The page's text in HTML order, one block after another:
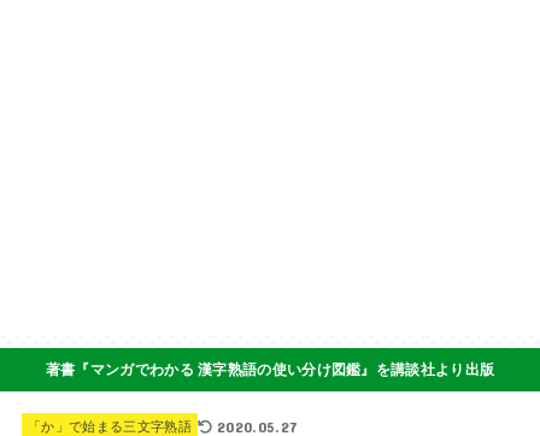
著書『マンガでわかる 漢字熟語の使い分け図鑑』を講談社より出版
「か」で始まる三文字熟語 2020.05.27